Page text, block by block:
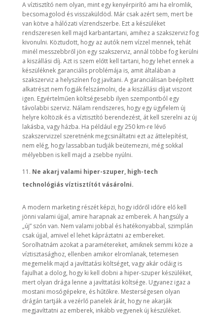
A víztisztító nem olyan, mint egy kenyérpirító ami ha elromlik,
becsomagolod és visszaküldöd. Már csak azért sem, mert be
van kötve a hálózati vízrendszerbe. Ezt a készüléket
rendszeresen kell majd karbantartani, amihez a szakszerviz fog
kivonulni. Köztudott, hogy az autók nem vízzel mennek, tehát
minél messzebbről jön egy szakszerviz, annál többe fog kerülni
a kiszállási díj. Azt is szem előtt kell tartani, hogy lehet ennek a
készüléknek garanciális problémája is, amit általában a
szakszerviz a helyszínen fog javítani. A garanciálisan beépített
alkatrészt nem fogják felszámolni, de a kiszállási díjat viszont
igen. Egyértelműen költségesebb ilyen szempontból egy
távolabbi szerviz. Nálam rendszeres, hogy egy ügyfelem új
helyre költözik és a víztisztító berendezést, át kell szerelni az új
lakásba, vagy házba. Ha például egy 250 km-re lévő
szakszervizzel szeretnénk megcsináltatni ezt az áttelepítést,
nem elég, hogy lassabban tudják beütemezni, még sokkal
mélyebben is kell majd a zsebbe nyúlni.
Ne akarj valami hiper-szuper, high-tech
technológiás víztisztítót vásárolni.
A modern marketing részét képzi, hogy időről időre elő kell
jönni valami újjal, amire harapnak az emberek. A hangsúly a
„új” szón van. Nem valami jobbal és hatékonyabbal, szimplán
csak újjal, amivel el lehet kápráztatni az embereket.
Sorolhatnám azokat a paramétereket, amiknek semmi köze a
víztisztasághoz, ellenben amikor elromlanak, tetemesen
megemelik majd a javíttatási költséget, vagy akár odáig is
fajulhat a dolog, hogy ki kell dobni a hiper-szuper készüléket,
mert olyan drága lenne a javíttatási költsége. Ugyanez igaz a
mostani mosógépekre, és hűtőkre. Mesterségesen olyan
drágán tartják a vezérlő panelek árát, hogy ne akarják
megjavíttatni az emberek, inkább vegyenek új készüléket.